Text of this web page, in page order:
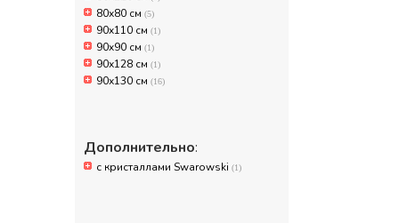
80х80 см (5)
90x110 см (1)
90x90 см (1)
90х128 см (1)
90х130 см (16)
Дополнительно:
с кристаллами Swarowski (1)